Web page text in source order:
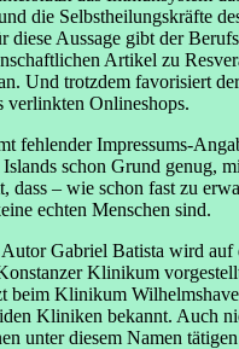
die Selbstheilungskräfte
diese Aussage gibt der
Artikel zu
Und trotzdem favorisiert
verlinkten Onlineshops.
fehlender Impressums-
schon Grund genug,
dass – wie schon fast zu
echten Menschen sind.
Gabriel Batista wird
Klinikum
beim Klinikum
Kliniken bekannt. Auch
unter diesem Namen